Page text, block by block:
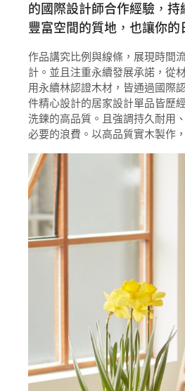
的國際設計師合作經驗，持
豐富空間的質地，也讓你的
作品講究比例與線條，展現時間
計。並且注重永續發展承諾，從
用永續林認證木材，皆通過國際
件精心設計的居家設計單品皆歷
洗鍊的高品質。且強調持久耐用
必要的浪費。以高品質實木製作